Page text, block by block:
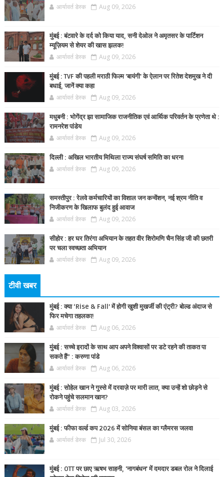
आर्यावर्त डेस्क Aug 09, 2026
मुंबई : बंटवारे के दर्द को किया याद, सनी देओल ने अमृतसर के पार्टिशन
म्यूज़ियम से शेयर की खास झलक!
आर्यावर्त डेस्क Aug 09, 2026
मुंबई : TVF की पहली मराठी फिल्म 'बायंगी' के ऐलान पर रितेश देशमुख ने दी
बधाई, जानें क्या कहा
आर्यावर्त डेस्क Aug 09, 2026
मधुबनी : भोगेंद्र झा सामाजिक राजनीतिक एवं आर्थिक परिवर्तन के प्रणेता थे :
रामनरेश पांडेय
आर्यावर्त डेस्क Aug 09, 2026
दिल्ली : अखिल भारतीय मिथिला राज्य संघर्ष समिति का धरना
आर्यावर्त डेस्क Aug 09, 2026
समस्तीपुर : रेलवे कर्मचारियों का विशाल जन कन्वेंशन, नई श्रम नीति व
निजीकरण के खिलाफ बुलंद हुई आवाज
आर्यावर्त डेस्क Aug 09, 2026
सीहोर : हर घर तिरंगा अभियान के तहत वीर शिरोमणि चैन सिंह जी की छतरी
पर चला स्वच्छता अभियान
आर्यावर्त डेस्क Aug 09, 2026
टीवी खबर
मुंबई : क्या ‘Rise & Fall’ में होगी खुशी मुखर्जी की एंट्री? बोल्ड अंदाज से
फिर मचेगा तहलका!
आर्यावर्त डेस्क Aug 06, 2026
मुंबई : सच्चे इरादों के साथ आप अपने विश्वासों पर डटे रहने की ताकत पा
सकते हैं” : करुणा पांडे
आर्यावर्त डेस्क Aug 06, 2026
मुंबई : सोहेल खान ने गुस्से में दरवाज़े पर मारी लात, क्या उन्हें शो छोड़ने से
रोकने पहुंचे सलमान खान?
आर्यावर्त डेस्क Aug 03, 2026
मुंबई : फीफा वर्ल्ड कप 2026 में सोनिया बंसल का ग्लैमरस जलवा
आर्यावर्त डेस्क Jul 30, 2026
मुंबई : OTT पर छाए ऋषभ साहनी, 'नागबंधन' में दमदार डबल रोल ने दिलाई